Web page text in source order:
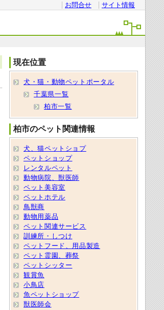
お問合せ サイト情報
現在位置
犬・猫・動物ペットポータル
千葉県一覧
柏市一覧
柏市のペット関連情報
犬、猫ペットショプ
ペットショップ
レンタルペット
動物病院、獣医師
ペット美容室
ペットホテル
鳥獣商
動物用薬品
ペット関連サービス
訓練所・しつけ
ペットフード、用品製造
ペット霊園、葬祭
ペットシッター
観賞魚
小鳥店
魚ペットショップ
獣医師会